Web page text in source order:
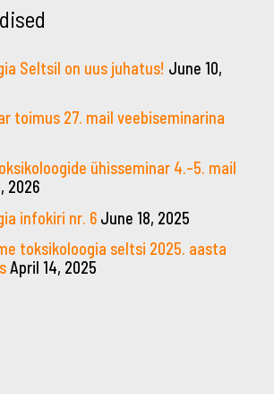
Seltsil on uus juhatus! June 10,
toimus 27. mail veebiseminarina
ühisseminar 4.–5. mail
2026
infokiri nr. 6 June 18, 2025
toksikoloogia seltsi 2025. aasta
April 14, 2025